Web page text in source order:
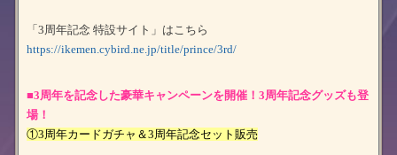
「3周年記念 特設サイト」はこちら
https://ikemen.cybird.ne.jp/title/prince/3rd/
■3周年を記念した豪華キャンペーンを開催！3周年記念グッズも登
場！
①3周年カードガチャ＆3周年記念セット販売